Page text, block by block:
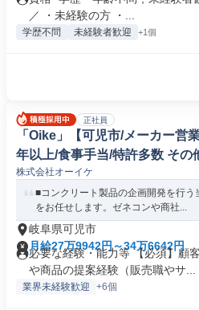
／ ・未経験の方 ・...
学歴不問 未経験者歓迎 +1個
正社員
「Oike」【可児市/メーカー営
年以上/食事手当/特許多数 その
株式会社オーイケ
■コンクリート製品の企画開発を行う
をお任せします。ゼネコンや商社...
岐阜県可児市
月給27万9942円～34万6642円
必要な経験・能力等 【必須】顧
や商品の提案経験（販売職やサ...
業界未経験歓迎 +6個